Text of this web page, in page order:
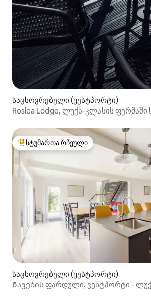
საცხოვრებელი (უესტპორტი)
Roslea Lodge, ლუქს-კლასის ფერმაში
სტუმართა რჩეული მოწინავე ვარიანტი
სტუმართა რჩეული
საცხოვრებელი (უესტპორტი)
Ნავების ფარდული, ვესტპორტი -